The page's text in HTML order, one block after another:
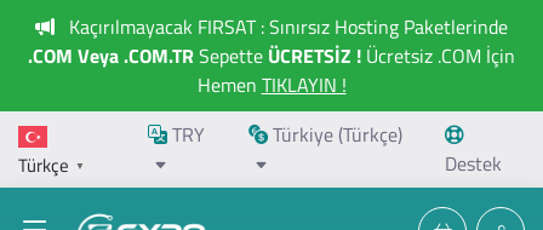
Kaçırılmayacak FIRSAT : Sınırsız Hosting Paketlerinde
.COM Veya .COM.TRSepette ÜCRETSİZ ! Ücretsiz .COM İçin
Hemen TIKLAYIN !
Türkçe ▼
TRY
Türkiye (Türkçe)
Destek